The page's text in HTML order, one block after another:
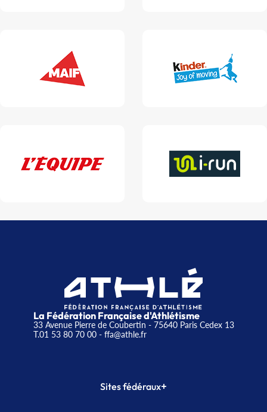
La Fédération Française d'Athlétisme
33 Avenue Pierre de Coubertin - 75640 Paris Cedex 13
T.01 53 80 70 00- ffa@athle.fr
Sites fédéraux+